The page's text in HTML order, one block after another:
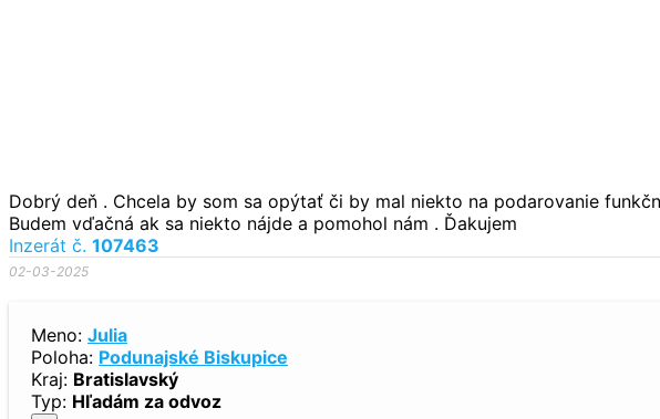
Dobrý deň . Chcela by som sa opýtať či by mal niekto na podarovanie
Budem vďačná ak sa niekto nájde a pomohol nám . Ďakujem
Inzerát č. 107463
02-03-2025
Meno: Julia
Poloha: Podunajské Biskupice
Kraj: Bratislavský
Typ: Hľadám za odvoz